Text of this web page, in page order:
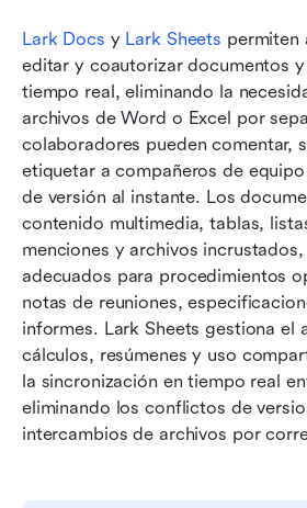
Lark Docs y Lark Sheets permiten
editar y coautorizar documentos
tiempo real, eliminando la
archivos de Word o Excel por
colaboradores pueden comentar,
etiquetar a compañeros de
de versión al instante. Los
contenido multimedia, tablas,
menciones y archivos
adecuados para procedimientos
notas de reuniones,
informes. Lark Sheets gestiona el
cálculos, resúmenes y uso
la sincronización en tiempo real
eliminando los conflictos de
intercambios de archivos por